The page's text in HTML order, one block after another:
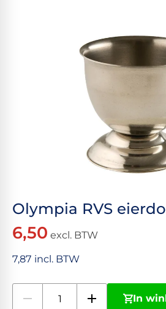
Olympia RVS
6,50 excl. BTW
7,87 incl. BTW
In